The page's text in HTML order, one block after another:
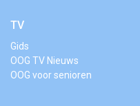
TV
Gids
OOG TV Nieuws
OOG voor senioren